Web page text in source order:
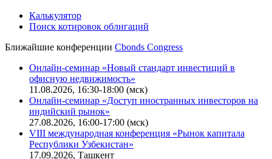
IT-аккредитация
Поиск котировок облигаций
Ближайшие конференцииCbonds Congress
Онлайн-семинар «Новый стандарт инвестиций в
офисную недвижимость»
11.08.2026, 16:30-18:00 (мск)
Онлайн-семинар «Доступ иностранных инвесторов на
индийский рынок»